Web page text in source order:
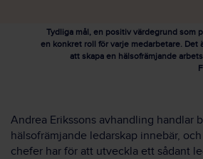
Tydliga mål, en positiv värdegrund som
en konkret roll för varje medarbetare. Det
att skapa en hälsofrämjande
Andrea Erikssons avhandling handlar
hälsofrämjande ledarskap innebär,
chefer har för att utveckla ett sådant